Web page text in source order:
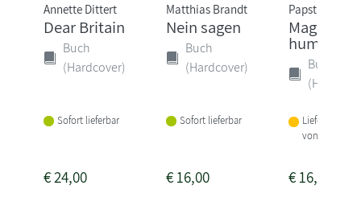
Annette Dittert
Dear Britain
Buch
(Hardcover)
Sofort lieferbar
€24,00
Matthias Brandt
Nein sagen
Buch
(Hardcover)
Sofort lieferbar
€16,00
Papst Leo XIV.
Magnifica
humanitas
Buch
Lieferbar
von 1-2
€16,00